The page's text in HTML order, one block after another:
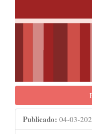
Publicado: 04-03-